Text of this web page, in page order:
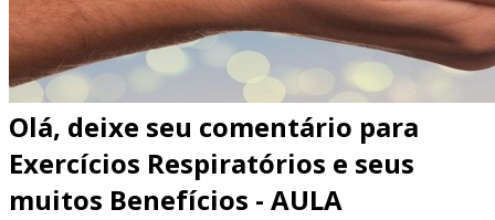
Olá, deixe seu comentário para
Exercícios Respiratórios e seus
muitos Benefícios - AULA